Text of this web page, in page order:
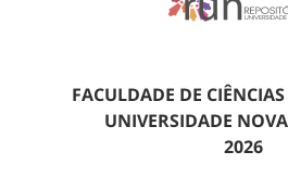
FACULDADE DE
UNIVERSIDADE
2026